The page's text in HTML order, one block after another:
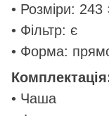
• Розміри:
• Фільтр: є
• Форма:
• Чаша